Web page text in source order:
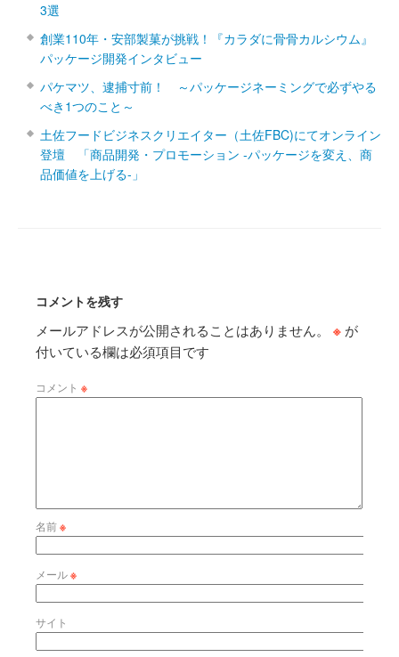
3選
創業110年・安部製菓が挑戦！『カラダに骨骨カルシウム』
パッケージ開発インタビュー
パケマツ、逮捕寸前！ ～パッケージネーミングで必ずやる
べき1つのこと～
土佐フードビジネスクリエイター（土佐FBC)にてオンライン
登壇 「商品開発・プロモーション ‐パッケージを変え、商
品価値を上げる‐」
コメントを残す
メールアドレスが公開されることはありません。 ※ が
付いている欄は必須項目です
コメント ※
名前※
メール※
サイト